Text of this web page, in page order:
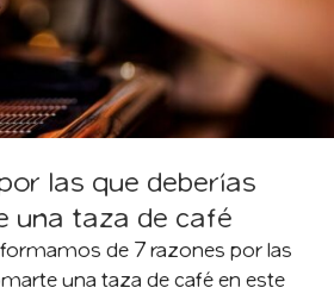
las que deberías
una taza de café
de 7 razones por las
una taza de café en este